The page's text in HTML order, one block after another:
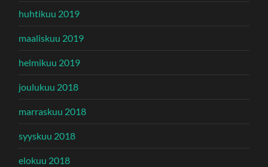
huhtikuu 2019
maaliskuu 2019
helmikuu 2019
joulukuu 2018
marraskuu 2018
syyskuu 2018
elokuu 2018